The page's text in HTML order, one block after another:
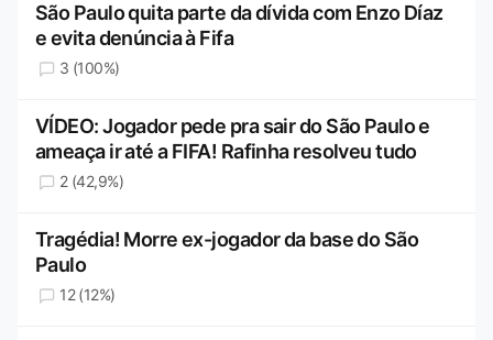
São Paulo quita parte da dívida com Enzo Díaz
e evita denúncia à Fifa
3 (100%)
VÍDEO: Jogador pede pra sair do São Paulo e
ameaça ir até a FIFA! Rafinha resolveu tudo
2 (42,9%)
Tragédia! Morre ex-jogador da base do São
Paulo
12 (12%)